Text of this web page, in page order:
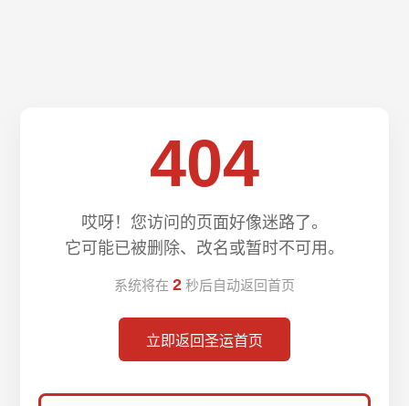
404
哎呀！您访问的页面好像迷路了。
它可能已被删除、改名或暂时不可用。
系统将在 2 秒后自动返回首页
立即返回圣运首页